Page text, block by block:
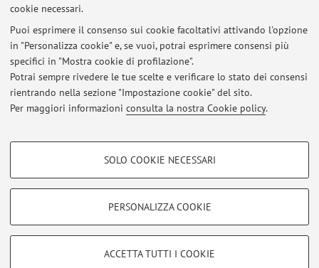
cookie necessari.
Puoi esprimere il consenso sui cookie facoltativi attivando l'opzione
in "Personalizza cookie" e, se vuoi, potrai esprimere consensi più
specifici in "Mostra cookie di profilazione".
Potrai sempre rivedere le tue scelte e verificare lo stato dei consensi
rientrando nella sezione "Impostazione cookie" del sito.
Per maggiori informazioni consulta la nostra Cookie policy.
COOKIE DI PROFILAZIONE - FACOLTATIVI
COOKIE TECNICI - NECESSARI
SOLO COOKIE NECESSARI
PERSONALIZZA COOKIE
ACCETTA TUTTI I COOKIE
Ultimi avvisi
Al momento non sono presenti avvisi.
Area riservata
Accedi tramiteloginper gestire tutti i contenuti del sito.
Zamboni, 33 - 40126 Bologna - Partita IVA: 01131710376